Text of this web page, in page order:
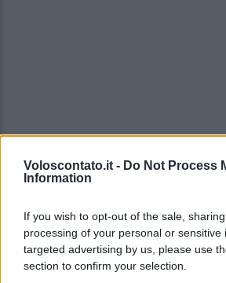
Voloscontato.it - Do Not Process
Information
If you wish to opt-out of the sale,
processing of your personal or sensitive
targeted advertising by us, please use
section to confirm your selection.